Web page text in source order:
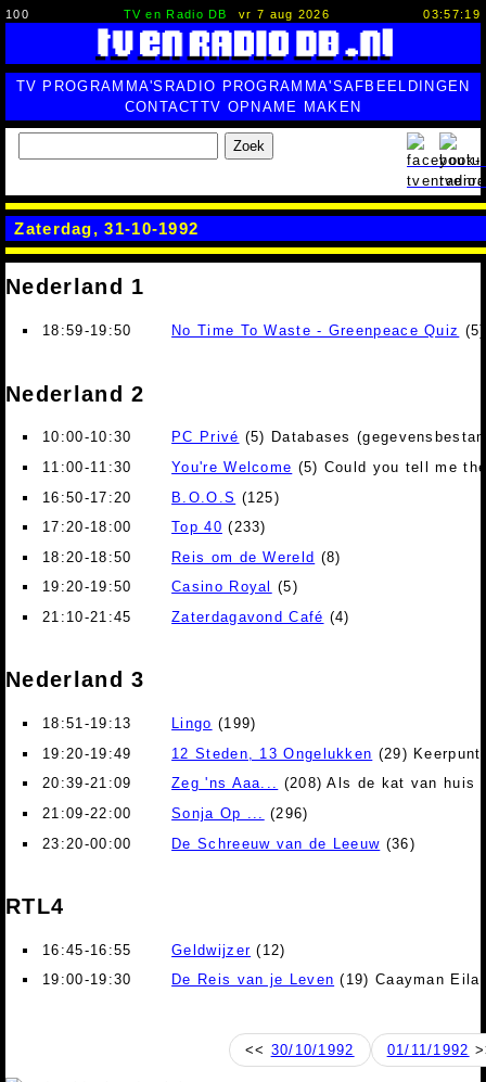
100 TV en Radio DB vr 7 aug 2026 03:57:20
TV PROGRAMMA'S RADIO PROGRAMMA'SAFBEELDINGEN
CONTACTTV OPNAME MAKEN
Zoek
Zaterdag, 31-10-1992
Nederland 1
18:59-19:50 No Time To Waste - Greenpeace Quiz (5)
Nederland 2
10:00-10:30 PC Privé (5) Databases
11:00-11:30
You're Welcome (5) Could you tell me
16:50-17:20
B.O.O.S (125)
17:20-18:00
Top 40 (233)
18:20-18:50
Reis om de Wereld (8)
19:20-19:50
Casino Royal
(5)
21:10-21:45
Zaterdagavond Café (4)
Nederland 3
18:51-19:13 Lingo (199)
19:20-19:49
12 Steden, 13 Ongelukken (29) Keerpunt
20:39-21:09
Zeg 'ns Aaa... (208) Als de kat van huis
21:09-22:00
Sonja Op ...
(296)
23:20-00:00
De Schreeuw van de Leeuw (36)
RTL4
16:45-16:55 Geldwijzer (12)
19:00-19:30
De Reis van je Leven (19) Caayman
<< 30/10/1992 01/11/1992